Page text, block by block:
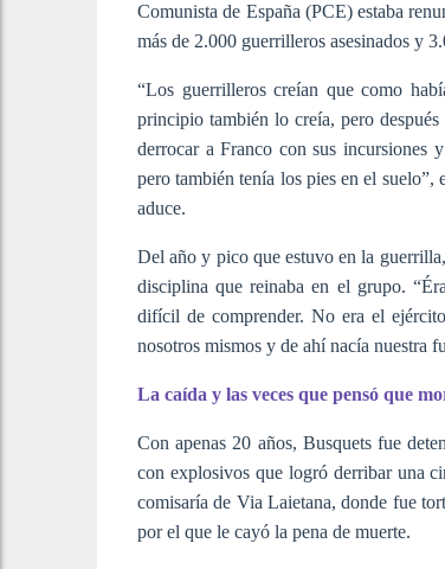
Comunista de España (PCE) estaba
más de 2.000 guerrilleros asesinados y
“Los guerrilleros creían que como
principio también lo creía, pero
derrocar a Franco con sus incursiones
pero también tenía los pies en el
aduce.
Del año y pico que estuvo en la
disciplina que reinaba en el grupo.
difícil de comprender. No era el
nosotros mismos y de ahí nacía nuestra
La caída y las veces que pensó que
Con apenas 20 años, Busquets fue
con explosivos que logró derribar una
comisaría de Via Laietana, donde fue
por el que le cayó la pena de muerte.